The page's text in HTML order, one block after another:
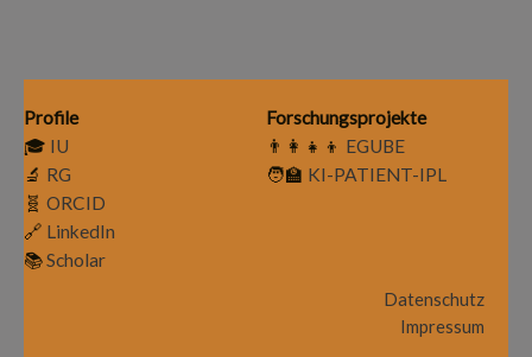
Profile
🎓 IU
🔬 RG
🧬 ORCID
🔗 LinkedIn
📚Scholar
Forschungsprojekte
👨‍👩‍👧‍👦 EGUBE
🧑‍🏫 KI-PATIENT-IPL
Datenschutz
Impressum